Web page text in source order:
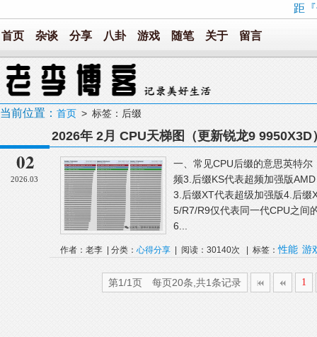
距
首页 杂谈 分享 八卦 游戏 随笔 关于 留言
当前位置： 首页 > 标签：后缀
02
2026.03
2026年 2月 CPU天梯图（更新锐龙9 9950X3D
一、常见CPU后缀的意思英特
频3.后缀KS代表超频加强版
3.后缀XT代表超级加强版4.后缀
5/R7/R9仅代表同一代CPU之间
6...
作者：老李 | 分类： 心得分享 | 阅读：30140次 | 标签：性能 游
第1/1页 每页20条,共1条记录 1